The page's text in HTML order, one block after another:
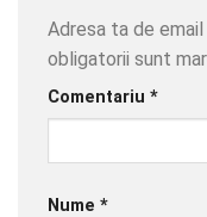
Adresa ta de
obligatorii sunt
Comentariu *
Nume *